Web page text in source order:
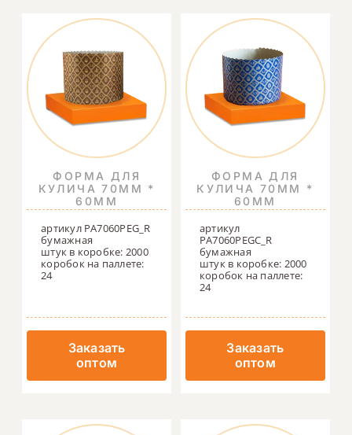
ФОРМА ДЛЯ
КУЛИЧА 70ММ *
60ММ
артикул PA7060PEG_R
бумажная
штук в коробке: 2000
коробок на паллете:
24
Заказать
оптом
ФОРМА ДЛЯ
КУЛИЧА 70ММ *
60ММ
артикул
PA7060PEGC_R
бумажная
штук в коробке: 2000
коробок на паллете:
24
Заказать
оптом